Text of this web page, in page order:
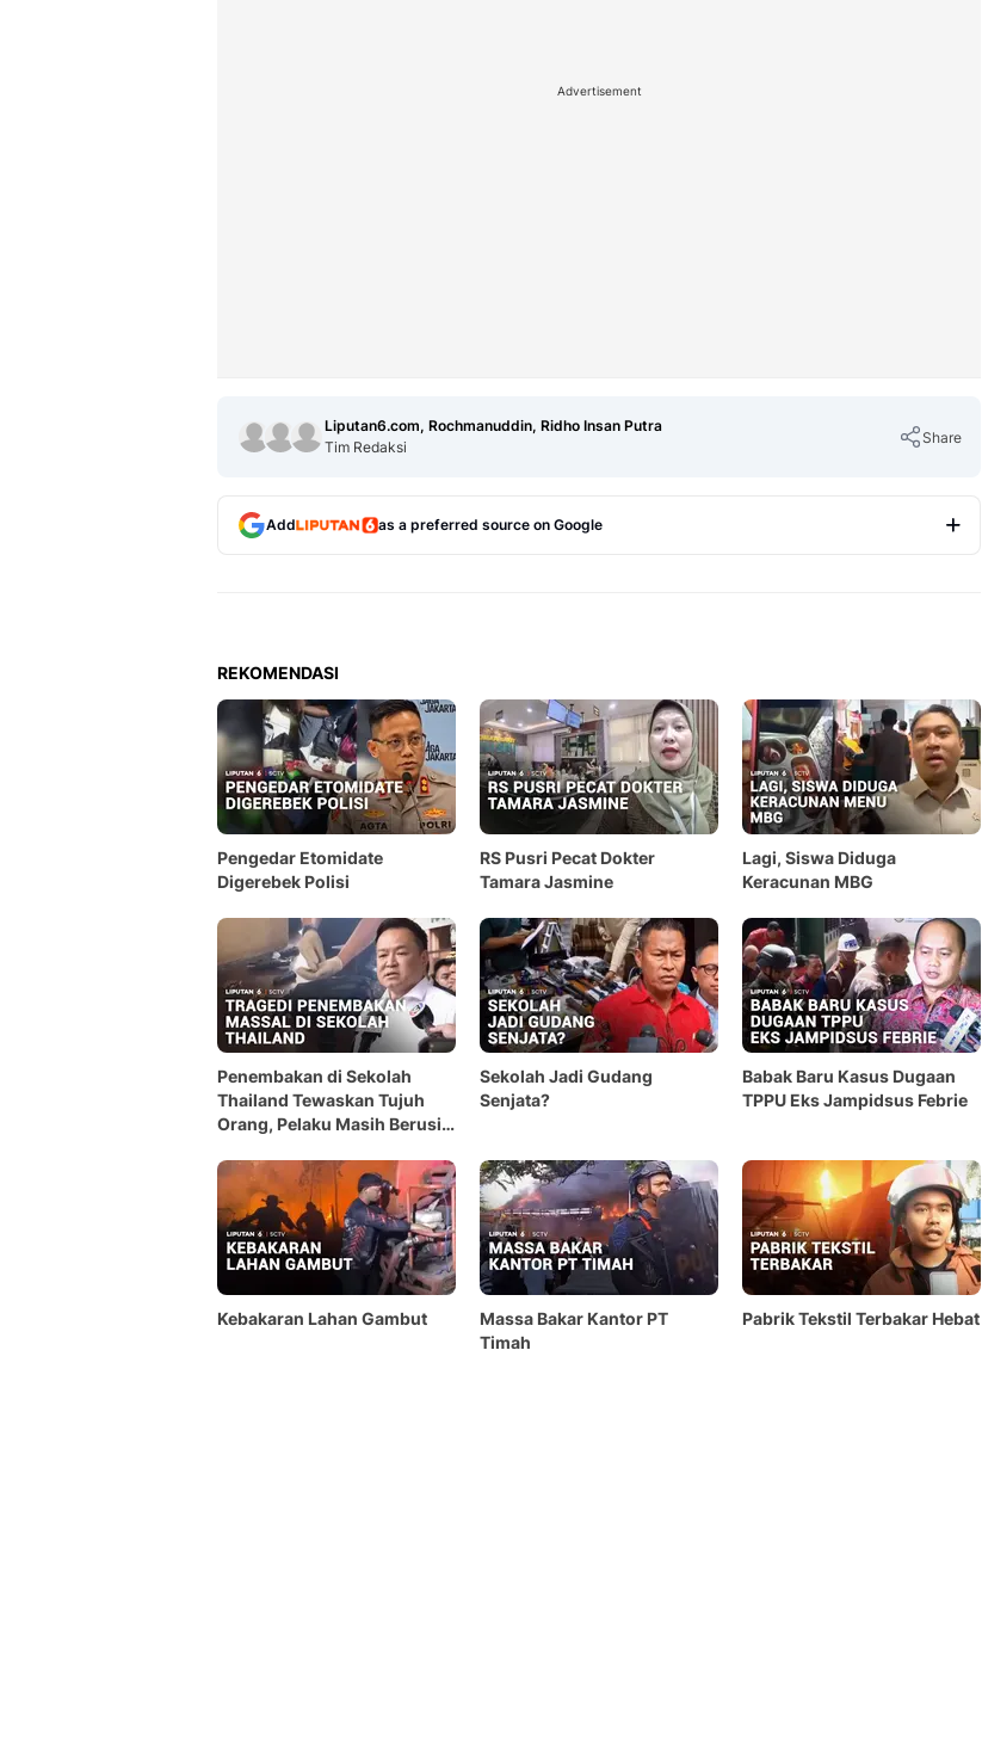
Advertisement
Liputan6.com, Rochmanuddin, Ridho Insan Putra
Tim Redaksi
Share
Add as a preferred source on Google
REKOMENDASI
Pengedar Etomidate
Digerebek Polisi
RS Pusri Pecat Dokter
Tamara Jasmine
Lagi, Siswa Diduga
Keracunan MBG
Penembakan di Sekolah
Thailand Tewaskan Tujuh
Orang, Pelaku Masih Berusia
Sekolah Jadi Gudang
Senjata?
Babak Baru Kasus Dugaan
TPPU Eks Jampidsus Febrie
Kebakaran Lahan Gambut
Massa Bakar Kantor PT
Timah
Pabrik Tekstil Terbakar Hebat